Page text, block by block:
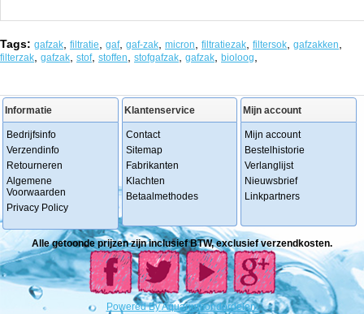
Tags: gafzak filtratie gaf, gaf-zak micron filtratiezak filtersok gafzakken
filterzak gafzak stof, stoffen stofgafzak gafzak bioloog
Informatie
Bedrijfsinfo
Verzendinfo
Retourneren
Algemene
Voorwaarden
Privacy Policy
Klantenservice
Contact
Sitemap
Fabrikanten
Klachten
Betaalmethodes
Mijn account
Mijn account
Bestelhistorie
Verlanglijst
Nieuwsbrief
Linkpartners
Alle getoonde prijzen zijn inclusief BTW, exclusief verzendkosten.
PoweredByAquariumonderdelen.